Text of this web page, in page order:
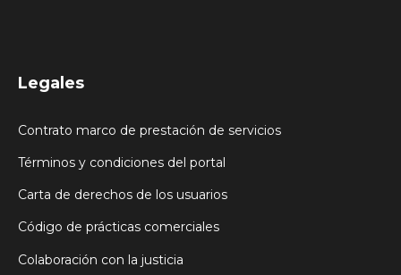
Legales
Contrato marco de prestación de servicios
Términos y condiciones del portal
Carta de derechos de los usuarios
Código de prácticas comerciales
Colaboración con la justicia